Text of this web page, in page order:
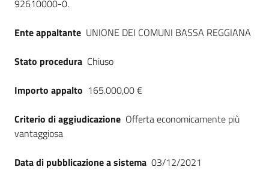
92610000-0.
Ente appaltante UNIONE DEI COMUNI BASSA REGGIANA
Stato procedura Chiuso
Importo appalto 165.000,00 €
Criterio di aggiudicazione Offerta economicamente più
vantaggiosa
Data di pubblicazione a sistema 03/12/2021